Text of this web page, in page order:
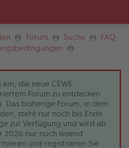
Forum Suche
FAQ
die neue CEWE
Forum zu entdecken
Das bisherige Forum, in dem
steht nur noch bis Ende
zur Verfügung und wird ab
2026 nur noch lesend
und registrieren Sie